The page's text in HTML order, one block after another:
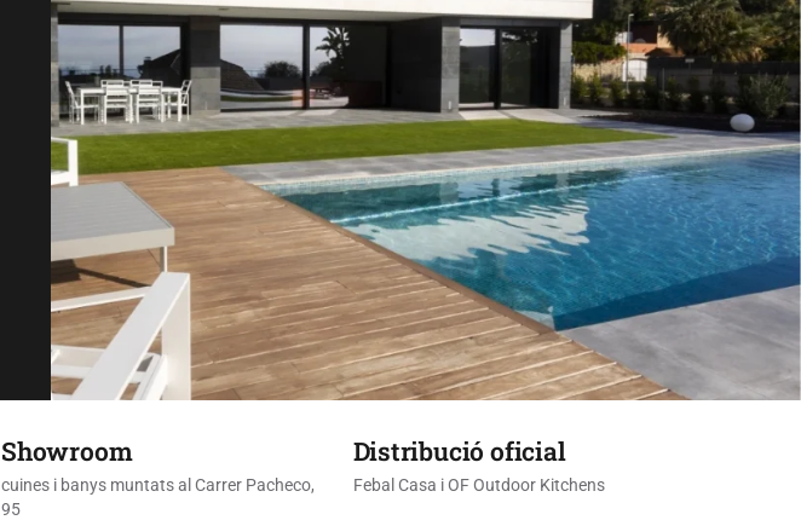
Showroom
cuines i banys muntats al Carrer Pacheco,
95
Distribució oficial
Febal Casa i OF Outdoor Kitchens